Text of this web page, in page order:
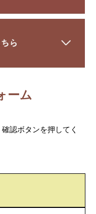
ーム
認ボタンを押してく